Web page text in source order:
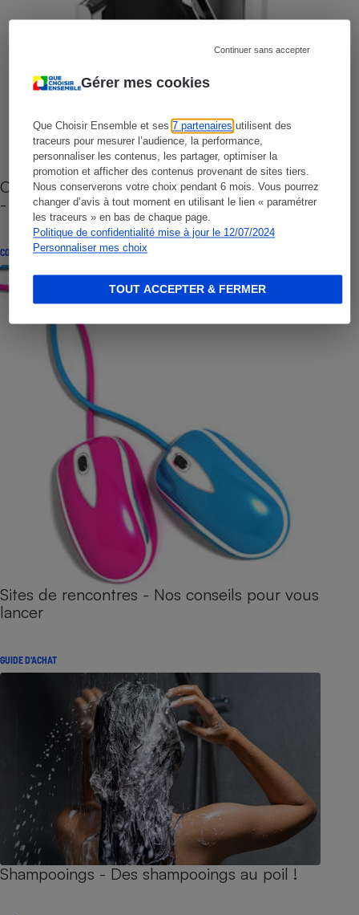
Gérer mes cookies
Que Choisir Ensemble et ses7 partenaires utilisent des
traceurs pour mesurer l’audience, la performance,
personnaliser les contenus, les partager, optimiser la
promotion et afficher des contenus provenant de sites tiers.
Nous conserverons votre choix pendant 6 mois. Vous pourrez
changer d’avis à tout moment en utilisant le lien « paramétrer
les traceurs » en bas de chaque page.
Politique de confidentialité mise à jour le 12/07/2024
Personnaliser mes choix
Continuer sans accepter
TOUT ACCEPTER & FERMER
Cafetière à capsules zéro déchet CoffeeB (vidéo)
- Premières impressions
CONSEILS
Sites de rencontres - Nos conseils pour vous
lancer
GUIDE D'ACHAT
Shampooings - Des shampooings au poil !